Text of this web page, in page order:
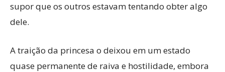
supor que os outros estavam tentando obter algo
dele.
A traição da princesa o deixou em um estado
quase permanente de raiva e hostilidade, embora